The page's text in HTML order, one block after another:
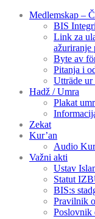
Medlemskap –
BIS
Link za
ažuriranje
Byte av
Pitanja i
Utträde ur
Hadž / Umra
Plakat
Zekat
Kur’an
Audio
Važni akti
Ustav
Statut
BIS:s
Pravilnik
Poslovnik